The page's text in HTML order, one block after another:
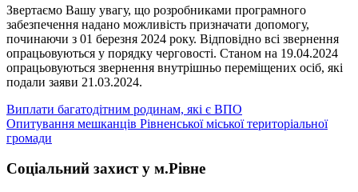
Звертаємо Вашу увагу, що розробниками програмного
забезпечення надано можливість призначати допомогу,
починаючи з 01 березня 2024 року. Відповідно всі звернення
опрацьовуються у порядку черговості. Станом на 19.04.2024
опрацьовуються звернення внутрішньо переміщених осіб, які
подали заяви 21.03.2024.
Навігація
записів
Виплати багатодітним родинам, які є ВПО
Опитування мешканців Рівненської міської територіальної
громади
Соціальний захист у м.Рівне